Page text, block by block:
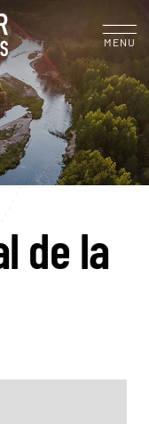
MENU
de la